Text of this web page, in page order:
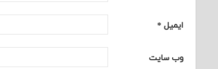
ایمیل *
وب‌ سایت